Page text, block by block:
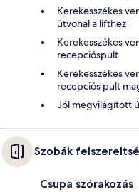
Kerekesszékes
útvonal a lifthez
Kerekesszékes
recepcióspult
Kerekesszékes
recepciós pult
Jól megvilágított
Szobák
Csupa szórakozás